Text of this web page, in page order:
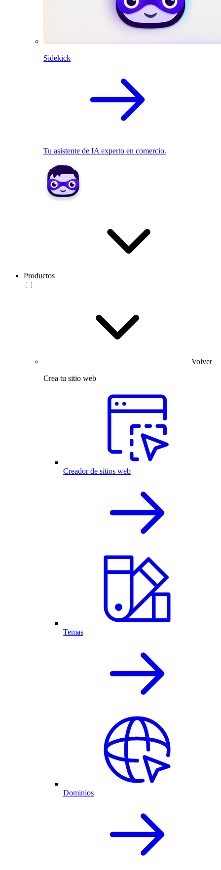
Sidekick
Tu asistente de IA experto en comercio.
Productos
Volver
Crea tu sitio web
Creador de sitios web
Temas
Dominios